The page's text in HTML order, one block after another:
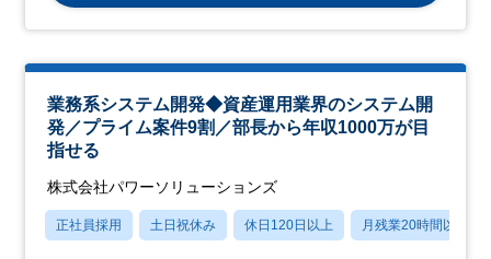
業務系システム開発◆資産運用業界のシステム開
発／プライム案件9割／部長から年収1000万が目
指せる
株式会社パワーソリューションズ
正社員採用 土日祝休み 休日120日以上 月残業20時間以内